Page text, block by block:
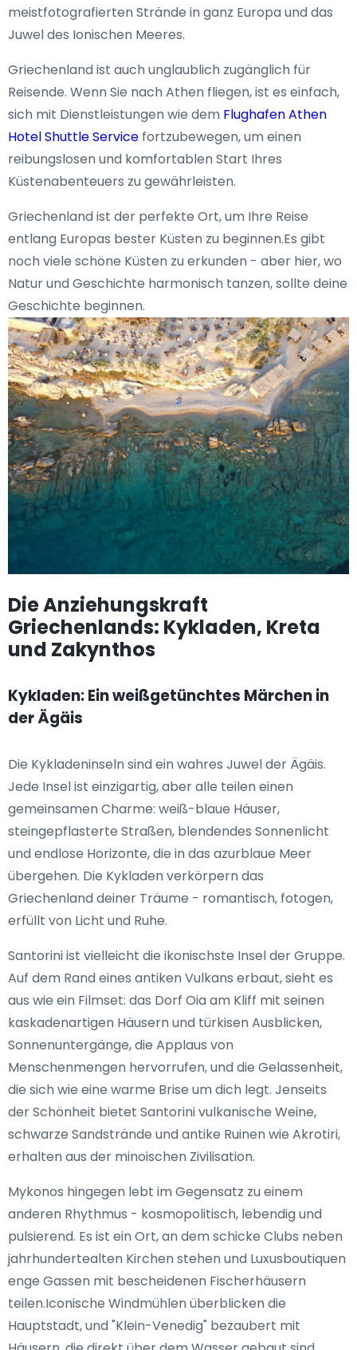
meistfotografierten Strände in ganz Europa und das
Juwel des Ionischen Meeres.
Griechenland ist auch unglaublich zugänglich für
Reisende. Wenn Sie nach Athen fliegen, ist es einfach,
sich mit Dienstleistungen wie dem Flughafen Athen
Hotel Shuttle Service fortzubewegen, um einen
reibungslosen und komfortablen Start Ihres
Küstenabenteuers zu gewährleisten.
Griechenland ist der perfekte Ort, um Ihre Reise
entlang Europas bester Küsten zu beginnen.Es gibt
noch viele schöne Küsten zu erkunden - aber hier, wo
Natur und Geschichte harmonisch tanzen, sollte deine
Geschichte beginnen.
Die Anziehungskraft
Griechenlands: Kykladen, Kreta
und Zakynthos
Kykladen: Ein weißgetünchtes Märchen in
der Ägäis
Die Kykladeninseln sind ein wahres Juwel der Ägäis.
Jede Insel ist einzigartig, aber alle teilen einen
gemeinsamen Charme: weiß-blaue Häuser,
steingepflasterte Straßen, blendendes Sonnenlicht
und endlose Horizonte, die in das azurblaue Meer
übergehen. Die Kykladen verkörpern das
Griechenland deiner Träume - romantisch, fotogen,
erfüllt von Licht und Ruhe.
Santorini ist vielleicht die ikonischste Insel der Gruppe.
Auf dem Rand eines antiken Vulkans erbaut, sieht es
aus wie ein Filmset: das Dorf Oia am Kliff mit seinen
kaskadenartigen Häusern und türkisen Ausblicken,
Sonnenuntergänge, die Applaus von
Menschenmengen hervorrufen, und die Gelassenheit,
die sich wie eine warme Brise um dich legt. Jenseits
der Schönheit bietet Santorini vulkanische Weine,
schwarze Sandstrände und antike Ruinen wie Akrotiri,
erhalten aus der minoischen Zivilisation.
Mykonos hingegen lebt im Gegensatz zu einem
anderen Rhythmus - kosmopolitisch, lebendig und
pulsierend. Es ist ein Ort, an dem schicke Clubs neben
jahrhundertealten Kirchen stehen und Luxusboutiquen
enge Gassen mit bescheidenen Fischerhäusern
teilen.Iconische Windmühlen überblicken die
Hauptstadt, und "Klein-Venedig" bezaubert mit